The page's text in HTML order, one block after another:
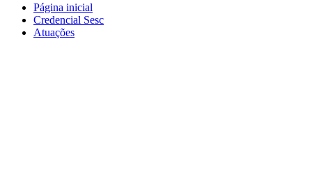
Página inicial
Credencial Sesc
Atuações